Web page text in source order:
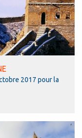
2017 pour la